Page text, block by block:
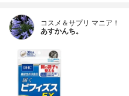
コスメ＆サプリ マニア！
あすかんち。